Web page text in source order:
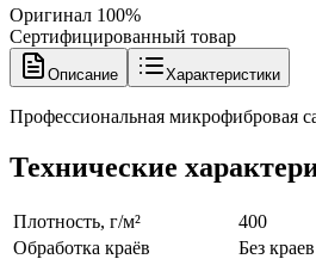
Оригинал 100%
Сертифицированный товар
Описание Характеристики
Профессиональная микрофибровая
Технические
Плотность, г/м²
400
Обработка краёв
Без краев